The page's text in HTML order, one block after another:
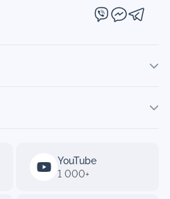
YouTube
1 000+